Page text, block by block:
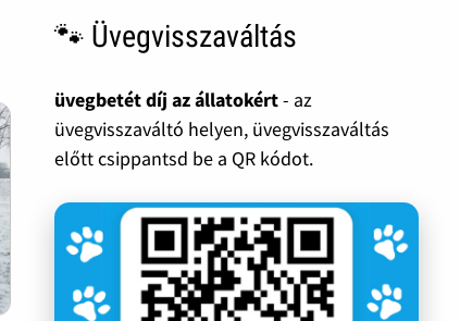
🐾 Üvegvisszaváltás
üvegbetét díj az állatokért- az
üvegvisszaváltó helyen, üvegvisszaváltás
előtt csippantsd be a QR kódot.